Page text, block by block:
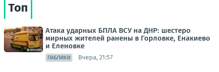
Топ
Атака ударных БПЛА ВСУ на ДНР: шестеро
мирных жителей ранены в Горловке, Енакиево
и Еленовке
ПАБЛИКИ Вчера, 21:57